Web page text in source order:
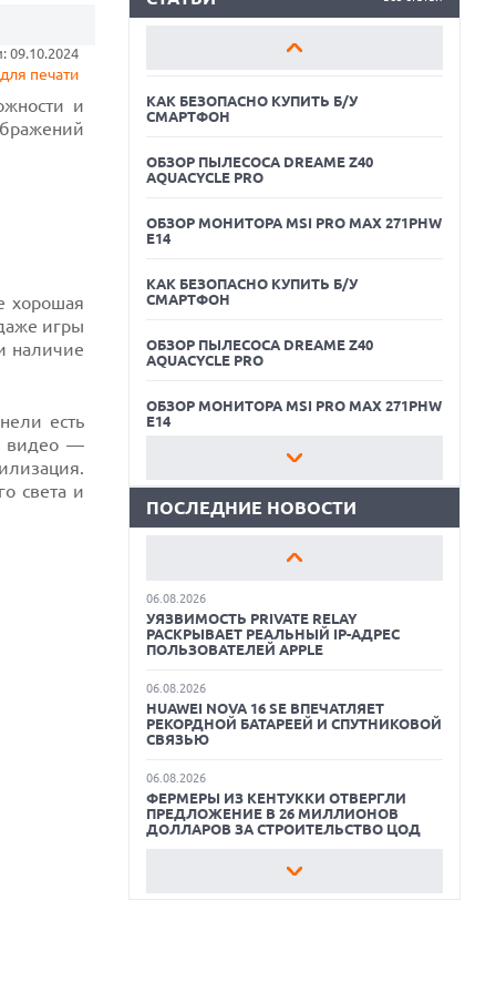
09.10.2024
печати
и
хорошая
игры
наличие
есть
видео —
света и
ОБЗОР МОНИТОРА MSI PRO MAX 271PHW
КАК БЕЗОПАСНО КУПИТЬ Б/У
СМАРТФОН
ОБЗОР ПЫЛЕСОСА DREAME Z40
AQUACYCLE PRO
ОБЗОР МОНИТОРА MSI PRO MAX 271PHW
E14
КАК БЕЗОПАСНО КУПИТЬ Б/У
СМАРТФОН
ОБЗОР ПЫЛЕСОСА DREAME Z40
AQUACYCLE PRO
ОБЗОР МОНИТОРА MSI PRO MAX 271PHW
E14
КАК БЕЗОПАСНО КУПИТЬ Б/У
ОБЗОР ПЫЛЕСОСА DREAME Z40
E14
КАК БЕЗОПАСНО КУПИТЬ Б/У
ОБЗОР ПЫЛЕСОСА DREAME Z40
AQUACYCLE PRO
ОБЗОР МОНИТОРА MSI PRO MAX 271PHW
E14
ПОСЛЕДНИЕ НОВОСТИ
MOOVE ПРИВЛЕКЛА $250 МЛН ЧТОБЫ
СТАТЬ КЛЮЧЕВЫМ ОПЕРАТОРОМ
06.08.2026
MATEPAD PRO 2026 ТОЛЩИНОЙ 4,7 ММ И
06.08.2026
TROUVER ПРЕДСТАВИЛ НОВЫЕ
ЛИНЕЙКУ ТЕХНИКИ 2026 ГОДА
06.08.2026
УЯЗВИМОСТЬ PRIVATE RELAY
РАСКРЫВАЕТ РЕАЛЬНЫЙ IP-АДРЕС
ПОЛЬЗОВАТЕЛЕЙ APPLE
06.08.2026
HUAWEI NOVA 16 SE ВПЕЧАТЛЯЕТ
РЕКОРДНОЙ БАТАРЕЕЙ И СПУТНИКОВОЙ
СВЯЗЬЮ
06.08.2026
ФЕРМЕРЫ ИЗ КЕНТУККИ ОТВЕРГЛИ
ПРЕДЛОЖЕНИЕ В 26 МИЛЛИОНОВ
ДОЛЛАРОВ ЗА СТРОИТЕЛЬСТВО ЦОД